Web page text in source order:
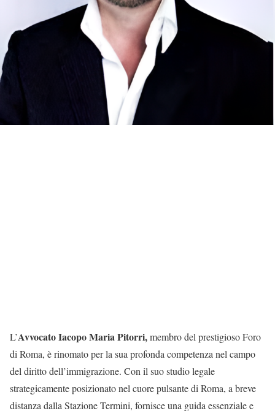
L’Avvocato Iacopo Maria Pitorri,membro del prestigioso Foro
di Roma, è rinomato per la sua profonda competenza nel campo
del diritto dell’immigrazione. Con il suo studio legale
strategicamente posizionato nel cuore pulsante di Roma, a breve
distanza dalla Stazione Termini, fornisce una guida essenziale e